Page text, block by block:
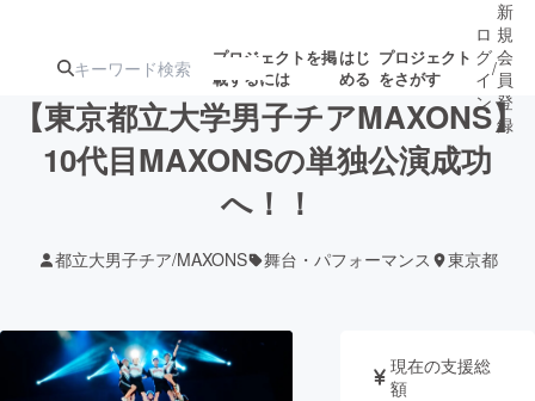
プロジェクトを掲
載するには
はじ
める
プロジェクト
をさがす
注目の新着プロ
募集終了が近いプ
テクノロジー・ガジェット
ロ
グ
イ
ン
/
新
規
会
員
登
録
【東京都立大学男子チアMAXONS】
10代目MAXONSの単独公演成功
へ！！
都立大男子チア/MAXONS 舞台・パフォーマンス 東京都
現在の支援総
額